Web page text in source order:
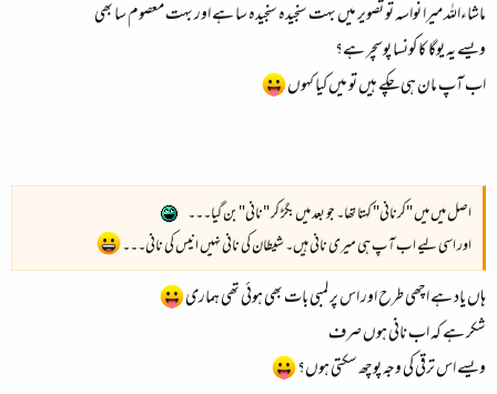
خیر میں مان لیتا ہوں اچھا بنا ہوگا۔
ماشاءاللہ میرا نواسہ تو تصویر میں بہت سنجیدہ سنجیدہ سا ہے اور بہت معصوم سا بھی​
ویسے یہ یوگا کا کونسا پوسچر ہے؟​
اب آپ مان ہی چکے ہیں تو میں کیا کہوں
اصل میں میں"کرنانی"کہتا تھا۔ جو بعد میں بگڑ کر"نانی"بن گیا۔۔۔
اور اسی لیے اب آپ ہی میری نانی ہیں۔ شیطان کی نانی نہیں انیس کی نانی۔۔۔
ہاں یاد ہے اچھی طرح اور اس پر لمبی بات بھی ہوئی تھی ہماری
شکر ہے کہ اب نانی ہوں صرف
ویسے اس ترقی کی وجہ پوچھ سکتی ہوں؟